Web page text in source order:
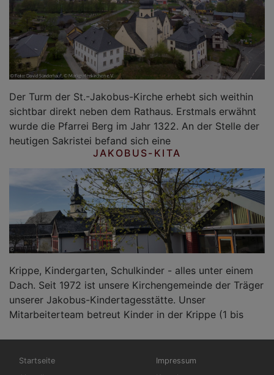
Der Turm der St.-Jakobus-Kirche erhebt sich weithin
sichtbar direkt neben dem Rathaus. Erstmals erwähnt
wurde die Pfarrei Berg im Jahr 1322. An der Stelle der
heutigen Sakristei befand sich eine
JAKOBUS-KITA
Krippe, Kindergarten, Schulkinder - alles unter einem
Dach. Seit 1972 ist unsere Kirchengemeinde der Träger
unserer Jakobus-Kindertagesstätte. Unser
Mitarbeiterteam betreut Kinder in der Krippe (1 bis
Hauptnavigation
Startseite
Fußbereichsmenü
Impressum